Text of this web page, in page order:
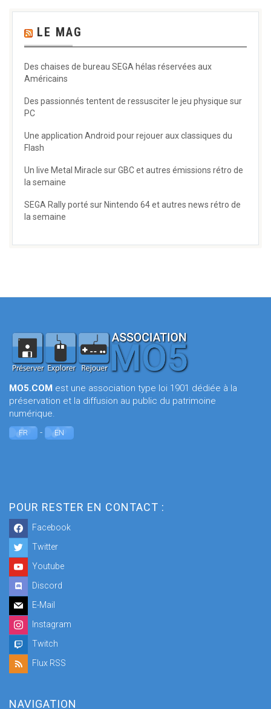
LE MAG
Des chaises de bureau SEGA hélas réservées aux
Américains
Des passionnés tentent de ressusciter le jeu physique sur
PC
Une application Android pour rejouer aux classiques du
Flash
Un live Metal Miracle sur GBC et autres émissions rétro de
la semaine
SEGA Rally porté sur Nintendo 64 et autres news rétro de
la semaine
MO5.COM est une association type loi 1901 dédiée à la
préservation et la diffusion au public du patrimoine
numérique.
FR - EN
POUR RESTER EN CONTACT :
Facebook
Twitter
Youtube
Discord
E-Mail
Instagram
Twitch
Flux RSS
NAVIGATION